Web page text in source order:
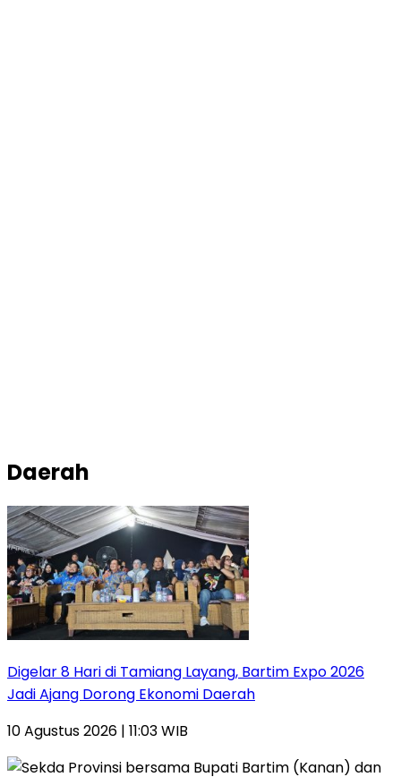
Daerah
Digelar 8 Hari di Tamiang Layang, Bartim Expo 2026
Jadi Ajang Dorong Ekonomi Daerah
10 Agustus 2026 | 11:03 WIB